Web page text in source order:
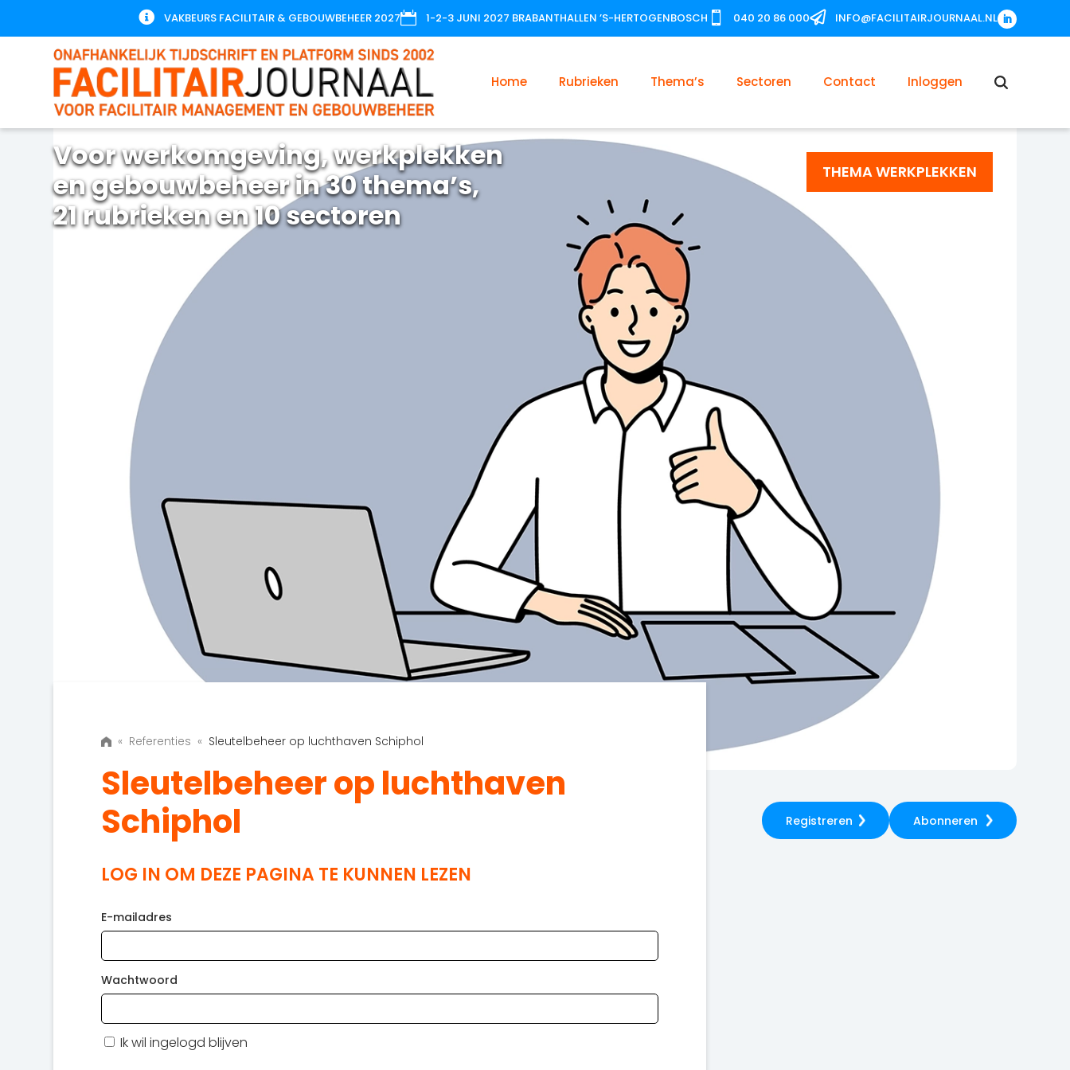
 VAKBEURS FACILITAIR & GEBOUWBEHEER 2027 1-2-3 JUNI 2027 BRABANTHALLEN ’S-HERTOGENBOSCH  040 20 86 000 INFO@FACILITAIRJOURNAAL.NL
Home Rubrieken Thema’s Sectoren Contact Inloggen
Voor werkomgeving, werkplekken
en gebouwbeheer in 30 thema’s,
21 rubrieken en 10 sectoren
THEMA WERKPLEKKEN
« Referenties « Sleutelbeheer op luchthaven Schiphol
Sleutelbeheer op luchthaven
Schiphol
LOG IN OM DEZE PAGINA TE KUNNEN LEZEN
E-mailadres
Wachtwoord
Ik wil ingelogd blijven
Registreren Abonneren